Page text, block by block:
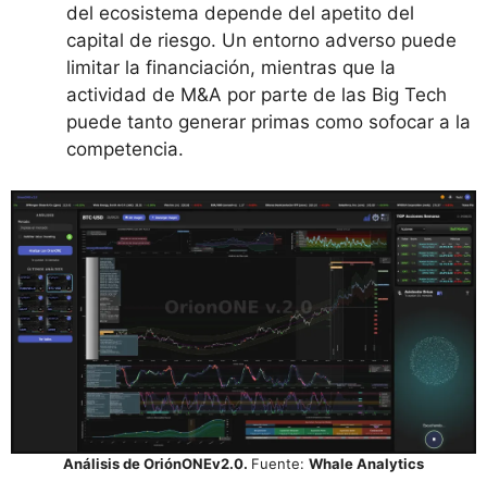
del ecosistema depende del apetito del
capital de riesgo. Un entorno adverso puede
limitar la financiación, mientras que la
actividad de M&A por parte de las Big Tech
puede tanto generar primas como sofocar a la
competencia.
Análisis de OriónONEv2.0. Fuente: Whale Analytics